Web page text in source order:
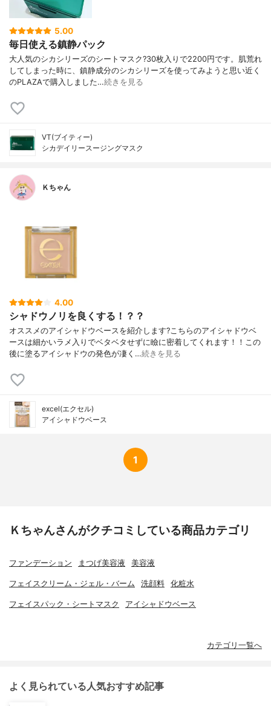
5.00
毎日使える鎮静パック
大人気のシカシリーズのシートマスク?30枚入りで2200円です。肌荒れ
してしまった時に、鎮静成分のシカシリーズを使ってみようと思い近く
のPLAZAで購入しました…続きを見る
VT(ブイティー)
シカデイリースージングマスク
Ｋちゃん
4.00
シャドウノリを良くする！？？
オススメのアイシャドウベースを紹介します?こちらのアイシャドウベ
ースは細かいラメ入りでベタベタせずに瞼に密着してくれます！！この
後に塗るアイシャドウの発色が凄く…続きを見る
excel(エクセル)
アイシャドウベース
1
Ｋちゃんさんがクチコミしている商品カテゴリ
ファンデーション まつげ美容液 美容液
フェイスクリーム・ジェル・バーム 洗顔料 化粧水
フェイスパック・シートマスク アイシャドウベース
カテゴリ一覧へ
よく見られている人気おすすめ記事